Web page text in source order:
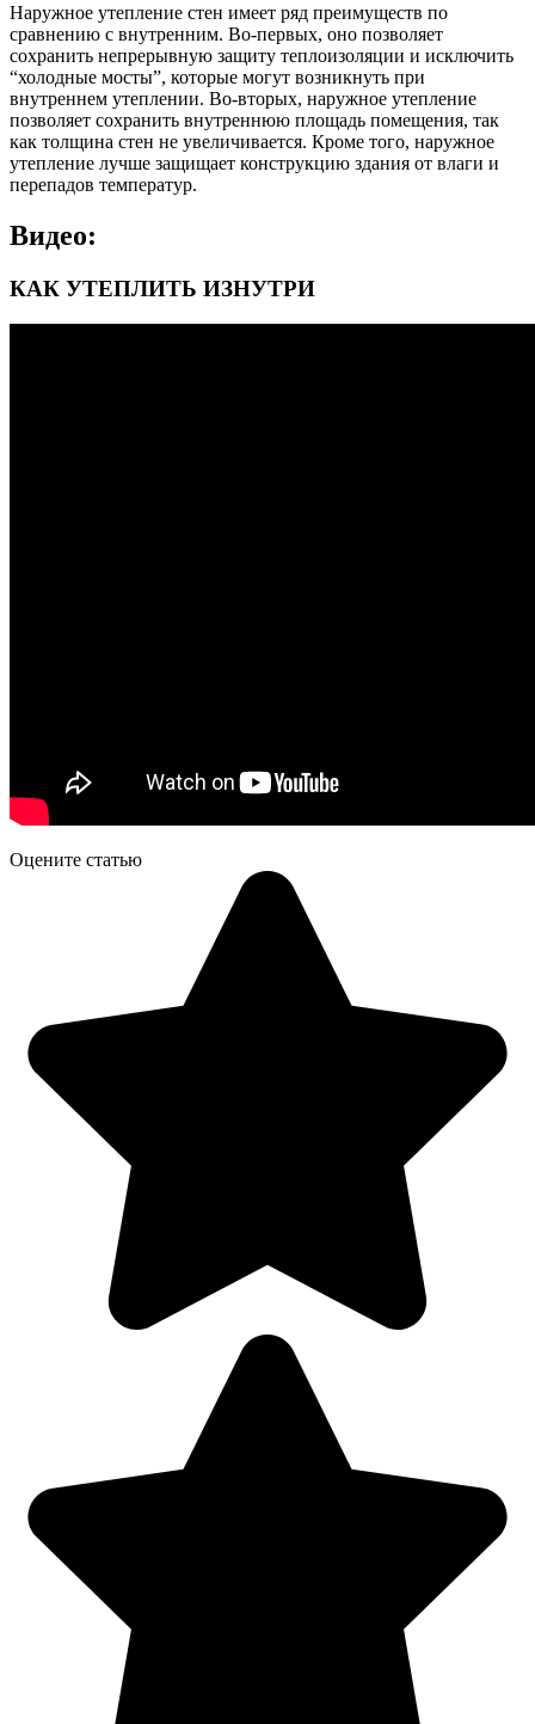
Наружное утепление стен имеет ряд преимуществ по
сравнению с внутренним. Во-первых, оно позволяет
сохранить непрерывную защиту теплоизоляции и исключить
“холодные мосты”, которые могут возникнуть при
внутреннем утеплении. Во-вторых, наружное утепление
позволяет сохранить внутреннюю площадь помещения, так
как толщина стен не увеличивается. Кроме того, наружное
утепление лучше защищает конструкцию здания от влаги и
перепадов температур.
Видео:
КАК УТЕПЛИТЬ ИЗНУТРИ
Оцените статью